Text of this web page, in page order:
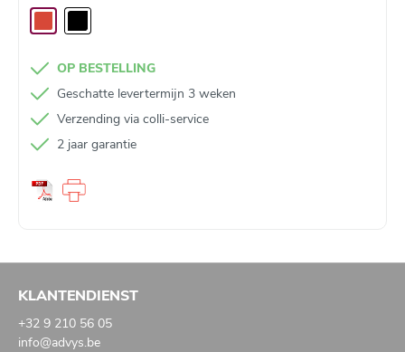
OP BESTELLING
Geschatte levertermijn 3 weken
Verzending via colli‑service
2 jaar garantie
KLANTENDIENST
+32 9 210 56 05
info@advys.be